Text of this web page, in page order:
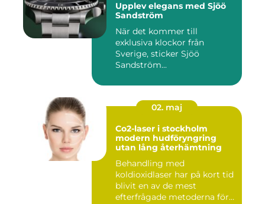
Upplev elegans med Sjöö
Sandström
När det kommer till
exklusiva klockor från
Sverige, sticker Sjöö
Sandström...
02. maj
Co2-laser i stockholm
modern hudföryngring
utan lång återhämtning
Behandling med
koldioxidlaser har på kort tid
blivit en av de mest
efterfrågade metoderna för